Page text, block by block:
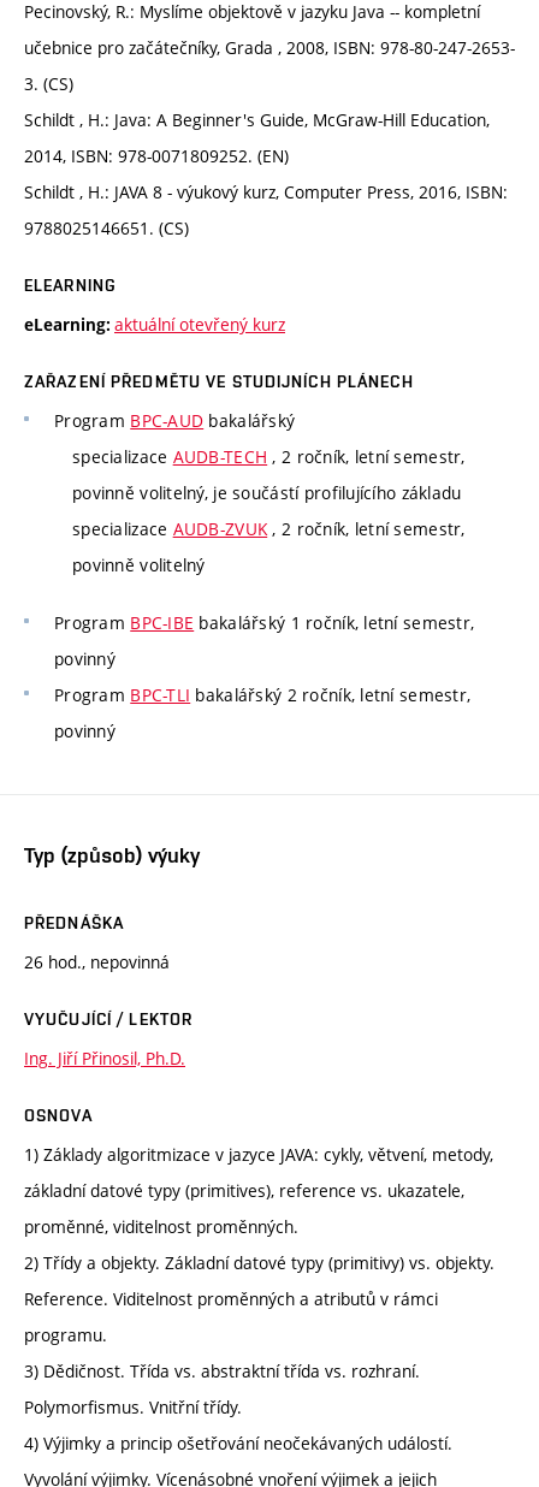
Pecinovský, R.: Myslíme objektově v jazyku Java -- kompletní
učebnice pro začátečníky, Grada , 2008, ISBN: 978-80-247-2653-
3. (CS)
Schildt , H.: Java: A Beginner's Guide, McGraw-Hill Education,
2014, ISBN: 978-0071809252. (EN)
Schildt , H.: JAVA 8 - výukový kurz, Computer Press, 2016, ISBN:
9788025146651. (CS)
ELEARNING
eLearning: aktuální otevřený kurz
ZAŘAZENÍ PŘEDMĚTU VE STUDIJNÍCH PLÁNECH
Program BPC-AUD bakalářský
specializace AUDB-TECH , 2 ročník, letní semestr,
povinně volitelný, je součástí profilujícího základu
specializace AUDB-ZVUK, 2 ročník, letní semestr,
povinně volitelný
Program BPC-IBE bakalářský 1 ročník, letní semestr,
povinný
Program BPC-TLI bakalářský 2 ročník, letní semestr,
povinný
Typ (způsob) výuky
PŘEDNÁŠKA
26 hod., nepovinná
VYUČUJÍCÍ / LEKTOR
Ing. Jiří Přinosil, Ph.D.
OSNOVA
1) Základy algoritmizace v jazyce JAVA: cykly, větvení, metody,
základní datové typy (primitives), reference vs. ukazatele,
proměnné, viditelnost proměnných.
2) Třídy a objekty. Základní datové typy (primitivy) vs. objekty.
Reference. Viditelnost proměnných a atributů v rámci
programu.
3) Dědičnost. Třída vs. abstraktní třída vs. rozhraní.
Polymorfismus. Vnitřní třídy.
4) Výjimky a princip ošetřování neočekávaných událostí.
Vyvolání výjimky. Vícenásobné vnoření výjimek a jejich